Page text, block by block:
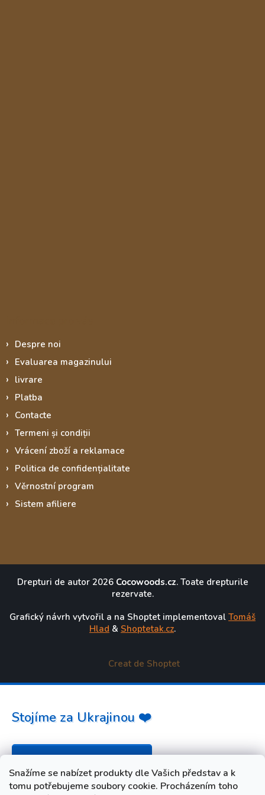
Snažíme se nabízet produkty dle Vašich představ a k
tomu potřebujeme soubory cookie. Procházením toho
Despre noi
Evaluarea magazinului
livrare
Platba
Contacte
Termeni și condiții
Vrácení zboží a reklamace
Politica de confidențialitate
Věrnostní program
Sistem afiliere
Drepturi de autor 2026 Cocowoods.cz. Toate drepturile
rezervate.
Grafický návrh vytvořil a na Shoptet implementoval Tomáš
Hlad & Shoptetak.cz.
Creat de Shoptet
Stojíme za Ukrajinou ❤️